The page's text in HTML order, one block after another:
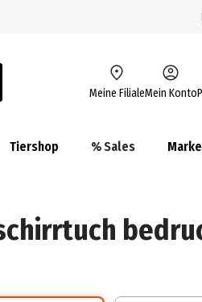
Meine FilialeMein Konto
Tiershop % Sales